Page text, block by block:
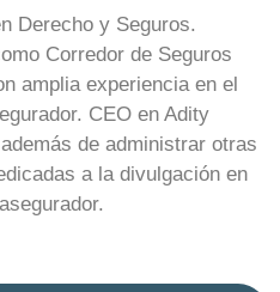
Derecho y Seguros.
Corredor de Seguros
amplia experiencia en el
CEO en Adity
de administrar otras
a la divulgación en